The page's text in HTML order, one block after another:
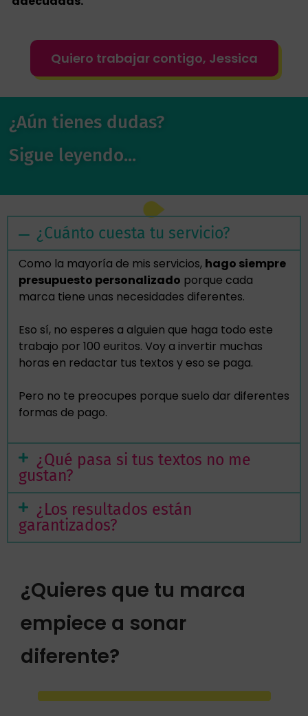
Quiero trabajar contigo, Jessica
¿Aún tienes dudas?
Sigue leyendo...
¿Cuánto cuesta tu servicio?
Como la mayoría de mis servicios, hago siempre
presupuesto personalizado porque cada
marca tiene unas necesidades diferentes.
Eso sí, no esperes a alguien que haga todo este
trabajo por 100 euritos. Voy a invertir muchas
horas en redactar tus textos y eso se paga.
Pero no te preocupes porque suelo dar diferentes
formas de pago.
¿Qué pasa si tus textos no me
gustan?
¿Los resultados están
garantizados?
¿Quieres que tu marca
empiece a sonar
diferente?